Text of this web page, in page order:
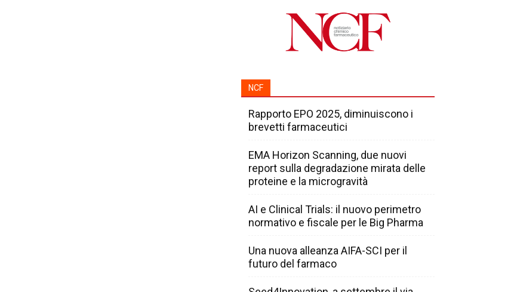
NCF
Rapporto EPO 2025, diminuiscono i
brevetti farmaceutici
EMA Horizon Scanning, due nuovi
report sulla degradazione mirata delle
proteine e la microgravità
AI e Clinical Trials: il nuovo perimetro
normativo e fiscale per le Big Pharma
Una nuova alleanza AIFA-SCI per il
futuro del farmaco